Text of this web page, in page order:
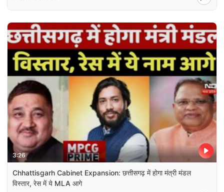
3:26
Chhattisgarh Cabinet Expansion: छत्तीसगढ़ में होगा मंत्री मंडल
विस्तार, रेस में ये MLA आगे